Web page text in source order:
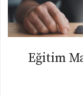
Eğitim